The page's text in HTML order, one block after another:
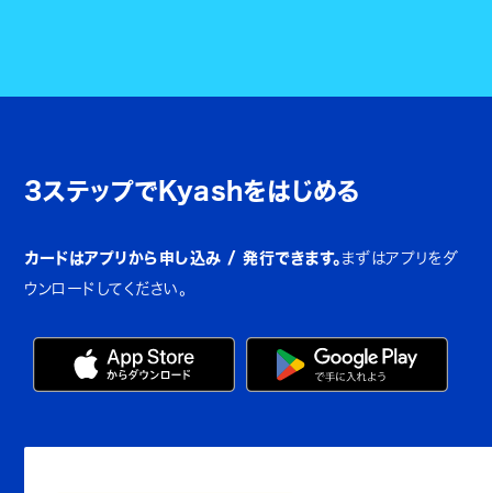
3ステップでKyashをはじめる
カードはアプリから申し込み / 発行できます。 まずはアプリをダ
ウンロードしてください。